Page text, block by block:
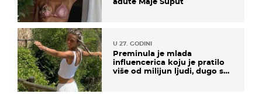
U 27. GODINI
Preminula je mlada
influencerica koju je pratilo
više od milijun ljudi, dugo se